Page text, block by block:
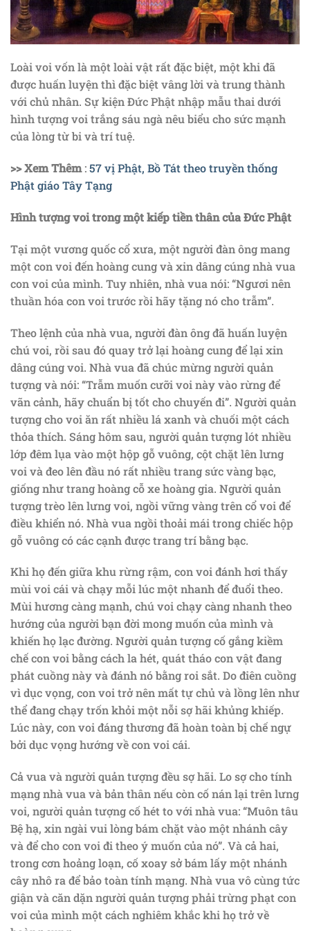
Loài voi vốn là một loài vật rất đặc biệt, một khi đã
được huấn luyện thì đặc biệt vâng lời và trung thành
với chủ nhân. Sự kiện Đức Phật nhập mẫu thai dưới
hình tượng voi trắng sáu ngà nêu biểu cho sức mạnh
của lòng từ bi và trí tuệ.
>> Xem Thêm:57 vị Phật, Bồ Tát theo truyền thống
Phật giáo Tây Tạng
Hình tượng voi trong một kiếp tiền thân của Đức Phật
Tại một vương quốc cổ xưa, một người đàn ông mang
một con voi đến hoàng cung và xin dâng cúng nhà vua
con voi của mình. Tuy nhiên, nhà vua nói: “Ngươi nên
thuần hóa con voi trước rồi hãy tặng nó cho trẫm”.
Theo lệnh của nhà vua, người đàn ông đã huấn luyện
chú voi, rồi sau đó quay trở lại hoàng cung để lại xin
dâng cúng voi. Nhà vua đã chúc mừng người quản
tượng và nói: “Trẫm muốn cưỡi voi này vào rừng để
vãn cảnh, hãy chuẩn bị tốt cho chuyến đi”. Người quản
tượng cho voi ăn rất nhiều lá xanh và chuối một cách
thỏa thích. Sáng hôm sau, người quản tượng lót nhiều
lớp đêm lụa vào một hộp gỗ vuông, cột chặt lên lưng
voi và đeo lên đầu nó rất nhiều trang sức vàng bạc,
giống như trang hoàng cỗ xe hoàng gia. Người quản
tượng trèo lên lưng voi, ngồi vững vàng trên cổ voi để
điều khiển nó. Nhà vua ngồi thoải mái trong chiếc hộp
gỗ vuông có các cạnh được trang trí bằng bạc.
Khi họ đến giữa khu rừng rậm, con voi đánh hơi thấy
mùi voi cái và chạy mỗi lúc một nhanh để đuổi theo.
Mùi hương càng mạnh, chú voi chạy càng nhanh theo
hướng của người bạn đời mong muốn của mình và
khiến họ lạc đường. Người quản tượng cố gắng kiềm
chế con voi bằng cách la hét, quát tháo con vật đang
phát cuồng này và đánh nó bằng roi sắt. Do điên cuồng
vì dục vọng, con voi trở nên mất tự chủ và lồng lên như
thể đang chạy trốn khỏi một nỗi sợ hãi khủng khiếp.
Lúc này, con voi đáng thương đã hoàn toàn bị chế ngự
bởi dục vọng hướng về con voi cái.
Cả vua và người quản tượng đều sợ hãi. Lo sợ cho tính
mạng nhà vua và bản thân nếu còn cố nán lại trên lưng
voi, người quản tượng cố hét to với nhà vua: “Muôn tâu
Bệ hạ, xin ngài vui lòng bám chặt vào một nhánh cây
và để cho con voi đi theo ý muốn của nó”. Và cả hai,
trong cơn hoảng loạn, cố xoay sở bám lấy một nhánh
cây nhô ra để bảo toàn tính mạng. Nhà vua vô cùng tức
giận và căn dặn người quản tượng phải trừng phạt con
voi của mình một cách nghiêm khắc khi họ trở về